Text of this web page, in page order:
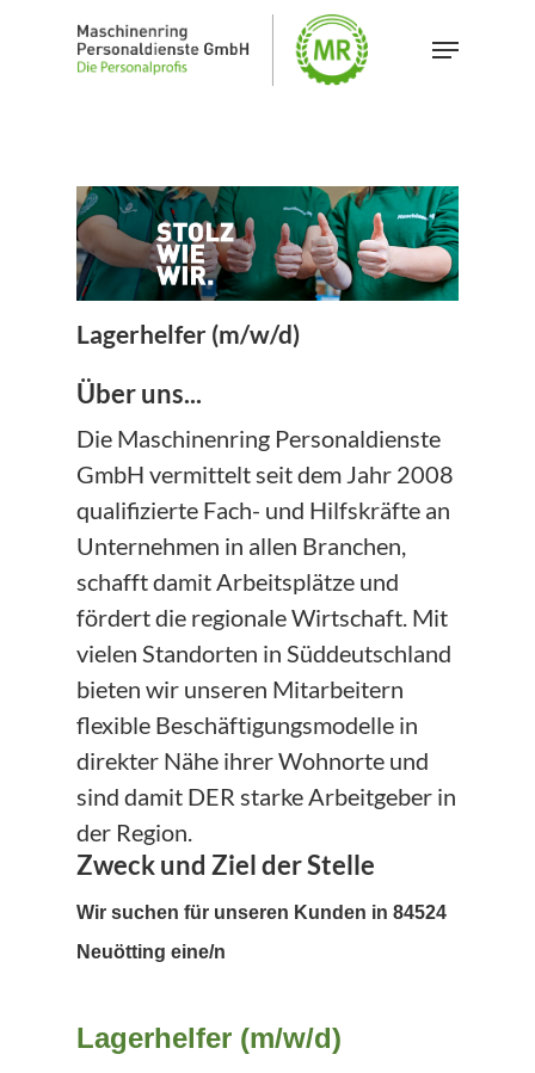
Menu
Lagerhelfer (m/w/d)
Über uns...
Die Maschinenring Personaldienste
GmbH vermittelt seit dem Jahr 2008
qualifizierte Fach- und Hilfskräfte an
Unternehmen in allen Branchen,
schafft damit Arbeitsplätze und
fördert die regionale Wirtschaft. Mit
vielen Standorten in Süddeutschland
bieten wir unseren Mitarbeitern
flexible Beschäftigungsmodelle in
direkter Nähe ihrer Wohnorte und
sind damit DER starke Arbeitgeber in
der Region.
Zweck und Ziel der Stelle
Wir suchen für unseren Kunden in 84524
Neuötting eine/n
Lagerhelfer (m/w/d)